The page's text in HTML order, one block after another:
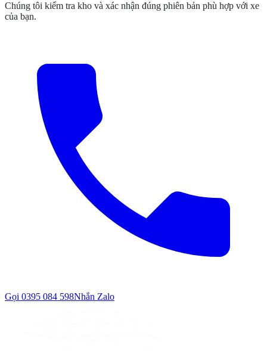
Chúng tôi kiểm tra kho và xác nhận đúng phiên bản phù hợp với xe
của bạn.
Gọi 0395 084 598Nhắn Zalo